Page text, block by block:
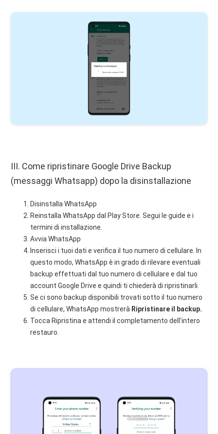
III. Come ripristinare Google Drive Backup
(messaggi Whatsapp) dopo la disinstallazione
Disinstalla WhatsApp
Reinstalla WhatsApp dal Play Store. Segui le guide e i
termini di installazione.
Avvia WhatsApp
Inserisci i tuoi dati e verifica il tuo numero di cellulare. In
questo modo, WhatsApp è in grado di rilevare eventuali
backup effettuati dal tuo numero di cellulare e dal tuo
account Google Drive e quindi ti chiederà di ripristinarli.
Se ci sono backup disponibili trovati sotto il tuo numero
di cellulare, WhatsApp mostrerà Ripristinare il backup.
Tocca Ripristina e attendi il completamento dell'intero
restauro.